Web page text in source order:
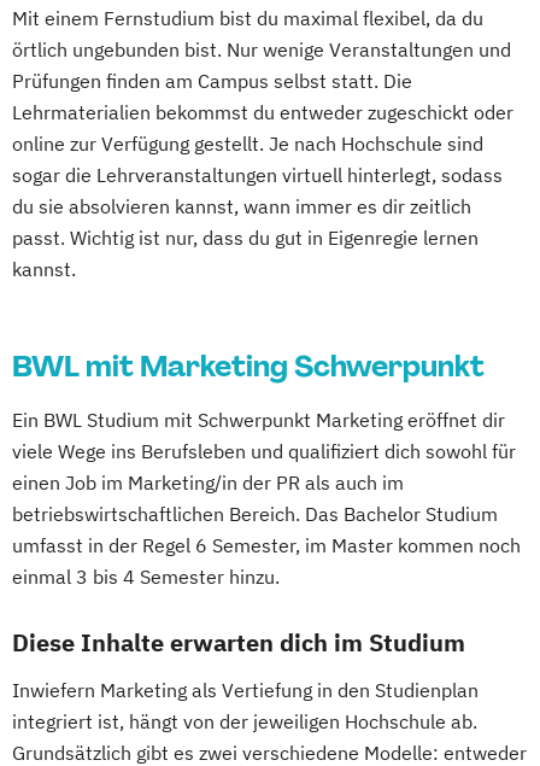
Mit einem Fernstudium bist du maximal flexibel, da du
örtlich ungebunden bist. Nur wenige Veranstaltungen und
Prüfungen finden am Campus selbst statt. Die
Lehrmaterialien bekommst du entweder zugeschickt oder
online zur Verfügung gestellt. Je nach Hochschule sind
sogar die Lehrveranstaltungen virtuell hinterlegt, sodass
du sie absolvieren kannst, wann immer es dir zeitlich
passt. Wichtig ist nur, dass du gut in Eigenregie lernen
kannst.
BWL mit Marketing Schwerpunkt
Ein BWL Studium mit Schwerpunkt Marketing eröffnet dir
viele Wege ins Berufsleben und qualifiziert dich sowohl für
einen Job im Marketing/in der PR als auch im
betriebswirtschaftlichen Bereich. Das Bachelor Studium
umfasst in der Regel 6 Semester, im Master kommen noch
einmal 3 bis 4 Semester hinzu.
Diese Inhalte erwarten dich im Studium
Inwiefern Marketing als Vertiefung in den Studienplan
integriert ist, hängt von der jeweiligen Hochschule ab.
Grundsätzlich gibt es zwei verschiedene Modelle: entweder